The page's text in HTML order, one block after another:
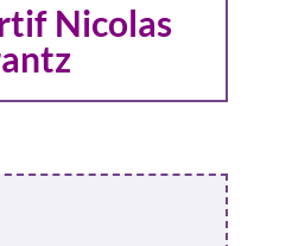
Nicolas